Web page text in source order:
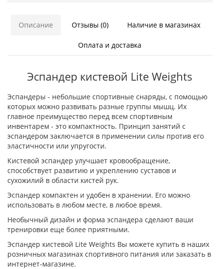
Описание Отзывы (0) Наличие в магазинах
Оплата и доставка
Эспандер кистевой Lite Weights
Эспандеры - небольшие спортивные снаряды, с помощью
которых можно развивать разные группы мышц. Их
главное преимущество перед всем спортивным
инвентарем - это компактность. Принцип занятий с
эспандером заключается в применении силы против его
эластичности или упругости.
Кистевой эспандер улучшает кровообращение,
способствует развитию и укреплению суставов и
сухожилий в области кистей рук.
Эспандер компактен и удобен в хранении. Его можно
использовать в любом месте, в любое время.
Необычный дизайн и форма эспандера сделают ваши
тренировки еще более приятными.
Эспандер кистевой Lite Weights Вы можете купить в наших
розничных магазинах спортивного питания или заказать в
интернет-магазине.